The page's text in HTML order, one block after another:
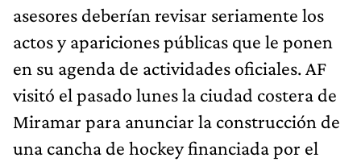
asesores deberían revisar seriamente los
actos y apariciones públicas que le ponen
en su agenda de actividades oficiales. AF
visitó el pasado lunes la ciudad costera de
Miramar para anunciar la construcción de
una cancha de hockey financiada por el